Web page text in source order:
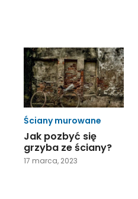
Ściany murowane
Jak pozbyć się
grzyba ze ściany?
17 marca, 2023